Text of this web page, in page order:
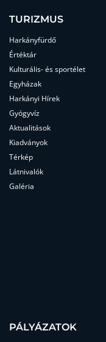
TURIZMUS
Harkányfürdő
Értéktár
Kulturális- és sportélet
Egyházak
Harkányi Hírek
Gyógyvíz
Aktualitások
Kiadványok
Térkép
Látnivalók
Galéria
PÁLYÁZATOK